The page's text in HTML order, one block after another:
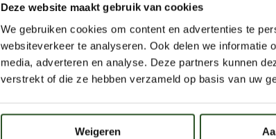
Deze website maakt gebruik van cookies
We gebruiken cookies om content en advertenties te
websiteverkeer te analyseren. Ook delen we
media, adverteren en analyse. Deze partners kunnen
verstrekt of die ze hebben verzameld op basis van uw
Weigeren
Europa stemt in met